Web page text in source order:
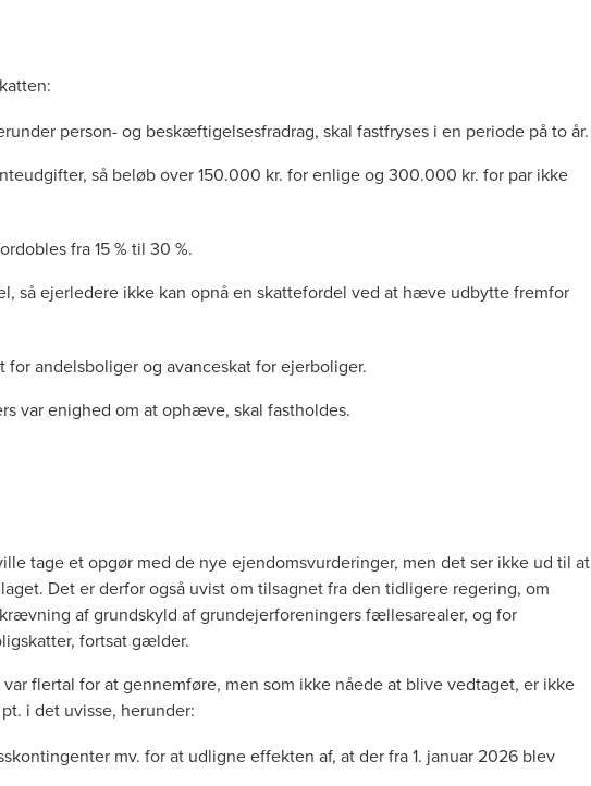
person- og beskæftigelsesfradrag, skal fastfryses i en periode på to år.
så beløb over 150.000 kr. for enlige og 300.000 kr. for par ikke
fra 15 % til 30 %.
så ejerledere ikke kan opnå en skattefordel ved at hæve udbytte fremfor
andelsboliger og avanceskat for ejerboliger.
var enighed om at ophæve, skal fastholdes.
tage et opgør med de nye ejendomsvurderinger, men det ser ikke ud til at
Det er derfor også uvist om tilsagnet fra den tidligere regering, om
af grundskyld af grundejerforeningers fællesarealer, og for
fortsat gælder.
flertal for at gennemføre, men som ikke nåede at blive vedtaget, er ikke
i det uvisse, herunder:
mv. for at udligne effekten af, at der fra 1. januar 2026 blev